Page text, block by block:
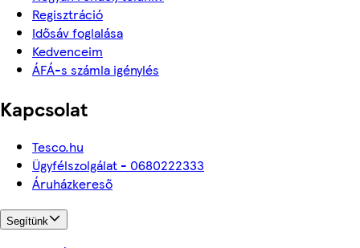
Regisztráció
Idősáv foglalása
Kedvenceim
ÁFÁ-s számla igénylés
Kapcsolat
Tesco.hu
Ügyfélszolgálat - 0680222333
Áruházkereső
Segítünk